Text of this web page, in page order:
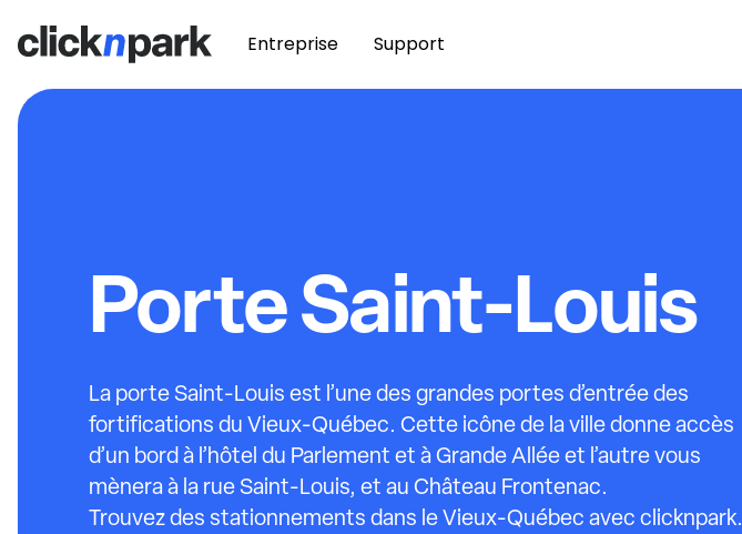
Entreprise Support
Porte Saint-Louis
La porte Saint-Louis est l’une des grandes portes d’entrée des
fortifications du Vieux-Québec. Cette icône de la ville donne accès
d’un bord à l’hôtel du Parlement et à Grande Allée et l’autre vous
mènera à la rue Saint-Louis, et au Château Frontenac.
Trouvez des stationnements dans le Vieux-Québec avec clicknpark.